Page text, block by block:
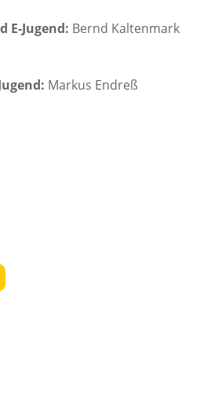
E-Jugend: Bernd Kaltenmark
Markus Endreß